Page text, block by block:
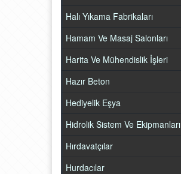
Halı Yıkama Fabrikaları
Hamam Ve Masaj Salonları
Harita Ve Mühendislik İşleri
Hazır Beton
Hediyelik Eşya
Hidrolik Sistem Ve Ekipmanları
Hırdavatçılar
Hurdacılar